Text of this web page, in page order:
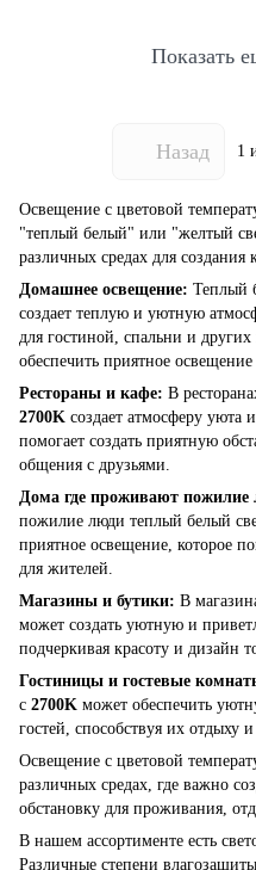
Показать
Назад 1
Освещение с цветовой
"теплый белый" или "желтый
различных средах для
Домашнее освещение: Теплый
создает теплую и уютную
для гостиной, спальни и
обеспечить приятное
Рестораны и кафе: В
2700K создает атмосферу уюта
помогает создать приятную
общения с друзьями.
Дома где проживают пожилие
пожилие люди теплый белый
приятное освещение, которое
для жителей.
Магазины и бутики: В
может создать уютную и
подчеркивая красоту и дизайн
Гостиницы и гостевые
с 2700K может обеспечить
гостей, способствуя их отдыху
Освещение с цветовой
различных средах, где важно
обстановку для проживания,
В нашем ассортименте есть
Различные степени